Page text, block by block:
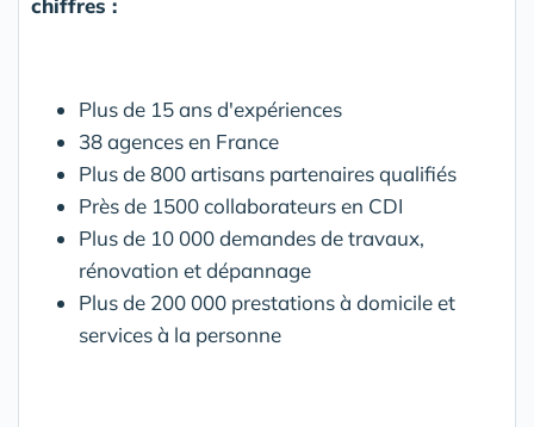
chiffres :
Plus de 15 ans d'expériences
38 agences en France
Plus de 800 artisans partenaires qualifiés
Près de 1500 collaborateurs en CDI
Plus de 10 000 demandes de travaux,
rénovation et dépannage
Plus de 200 000 prestations à domicile et
services à la personne